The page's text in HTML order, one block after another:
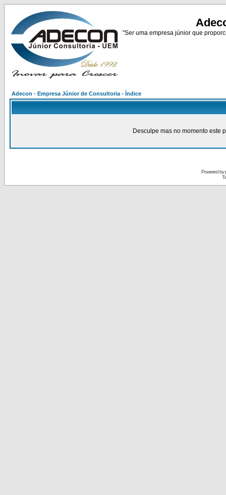
"Ser uma empresa júnior que
Adecon - Empresa Júnior de Consultoria - Índice
Desculpe mas no momento este
Powered by